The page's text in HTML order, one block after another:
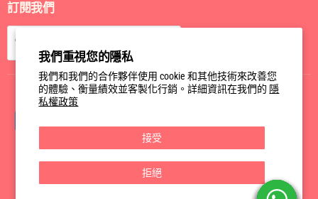
我們重視您的隱私
我們和我們的合作夥伴使用 cookie 和其他技術來改善您
的體驗、衡量績效並客製化行銷。詳細資訊在我們的 隱
私權政策
接受
拒絕
訂閱我們
電郵
Privacy Policy
Terms of Service